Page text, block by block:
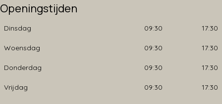
Openingstijden
Dinsdag 09:30 17:30
Woensdag 09:30 17:30
Donderdag 09:30 17:30
Vrijdag 09:30 17:30